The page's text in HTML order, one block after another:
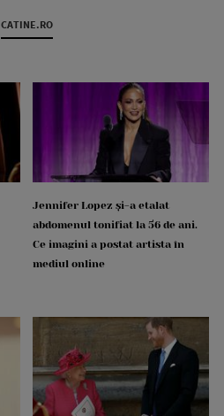
CATINE.RO
Jennifer Lopez și-a etalat
abdomenul tonifiat la 56 de ani.
Ce imagini a postat artista în
mediul online